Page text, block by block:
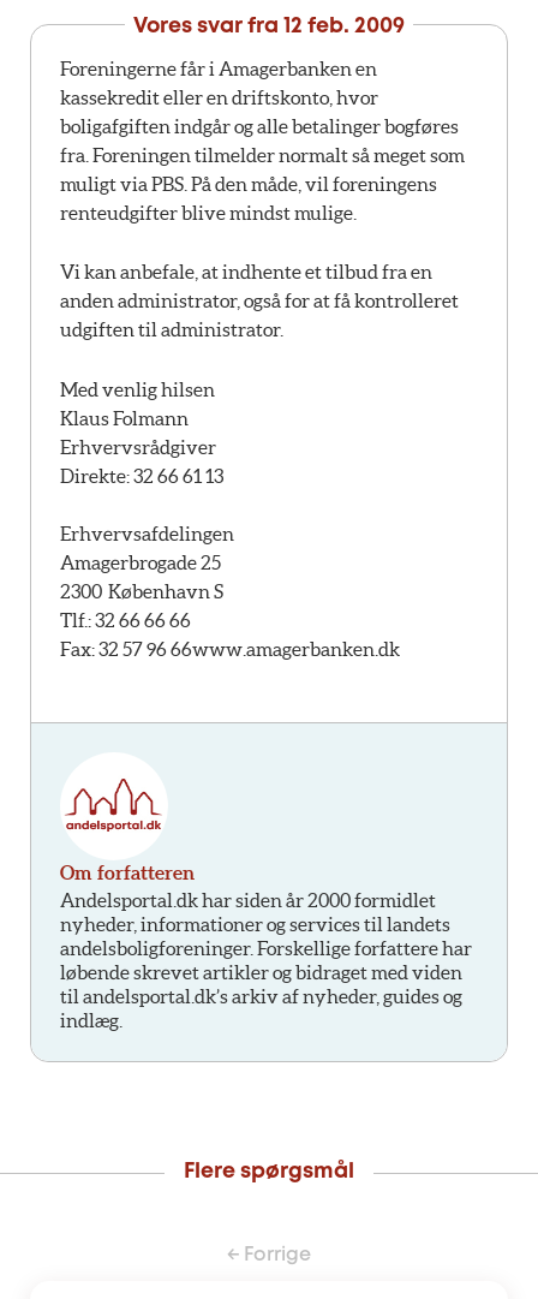
Vores svar fra 12 feb. 2009
Foreningerne får i Amagerbanken en
kassekredit eller en driftskonto, hvor
boligafgiften indgår og alle betalinger bogføres
fra. Foreningen tilmelder normalt så meget som
muligt via PBS. På den måde, vil foreningens
renteudgifter blive mindst mulige.
Vi kan anbefale, at indhente et tilbud fra en
anden administrator, også for at få kontrolleret
udgiften til administrator.
Med venlig hilsen
Klaus Folmann
Erhvervsrådgiver
Direkte: 32 66 61 13
Erhvervsafdelingen
Amagerbrogade 25
2300 København S
Tlf.: 32 66 66 66
Fax: 32 57 96 66www.amagerbanken.dk
Om forfatteren
Andelsportal.dk har siden år 2000 formidlet
nyheder, informationer og services til landets
andelsboligforeninger. Forskellige forfattere har
løbende skrevet artikler og bidraget med viden
til andelsportal.dk’s arkiv af nyheder, guides og
indlæg.
Flere spørgsmål
← Forrige